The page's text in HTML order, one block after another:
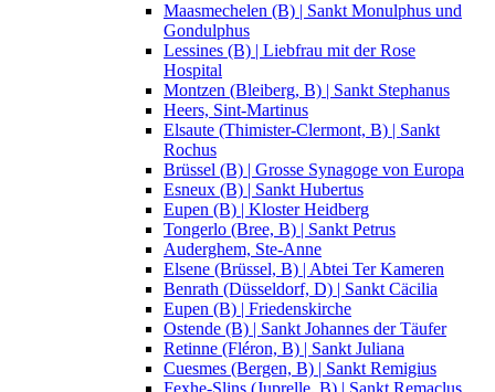
Maasmechelen (B) | Sankt Monulphus und
Gondulphus
Lessines (B) | Liebfrau mit der Rose
Hospital
Montzen (Bleiberg, B) | Sankt Stephanus
Heers, Sint-Martinus
Elsaute (Thimister-Clermont, B) | Sankt
Rochus
Brüssel (B) | Grosse Synagoge von Europa
Esneux (B) | Sankt Hubertus
Eupen (B) | Kloster Heidberg
Tongerlo (Bree, B) | Sankt Petrus
Auderghem, Ste-Anne
Elsene (Brüssel, B) | Abtei Ter Kameren
Benrath (Düsseldorf, D) | Sankt Cäcilia
Eupen (B) | Friedenskirche
Ostende (B) | Sankt Johannes der Täufer
Retinne (Fléron, B) | Sankt Juliana
Cuesmes (Bergen, B) | Sankt Remigius
Fexhe-Slins (Juprelle, B) | Sankt Remaclus